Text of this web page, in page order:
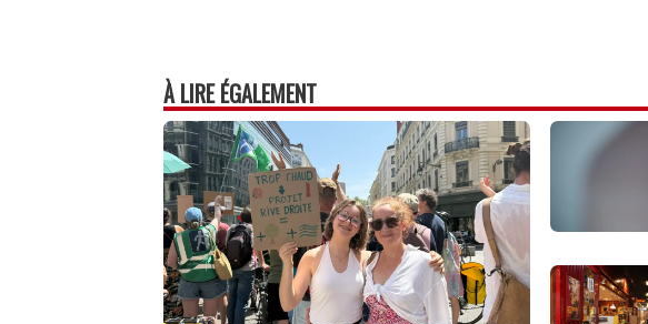
À LIRE ÉGALEMENT